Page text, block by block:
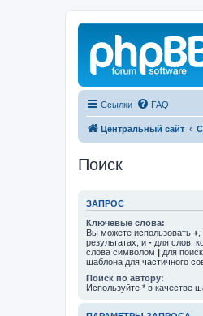
Ссылки FAQ
Центральный сайт
Поиск
ЗАПРОС
Ключевые слова:
Вы можете использовать +
результатах, и - для слов,
слова символом | для
шаблона для частичного
Поиск по автору:
Используйте * в качестве